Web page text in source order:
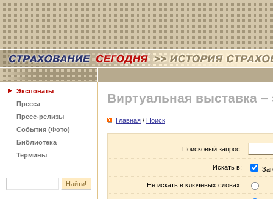
Экспонаты
Пресса
Пресс-релизы
События (Фото)
Библиотека
Термины
Виртуальная выставка –
Главная / Поиск
Поисковый запрос:
Искать в:
Не искать в ключевых словах: